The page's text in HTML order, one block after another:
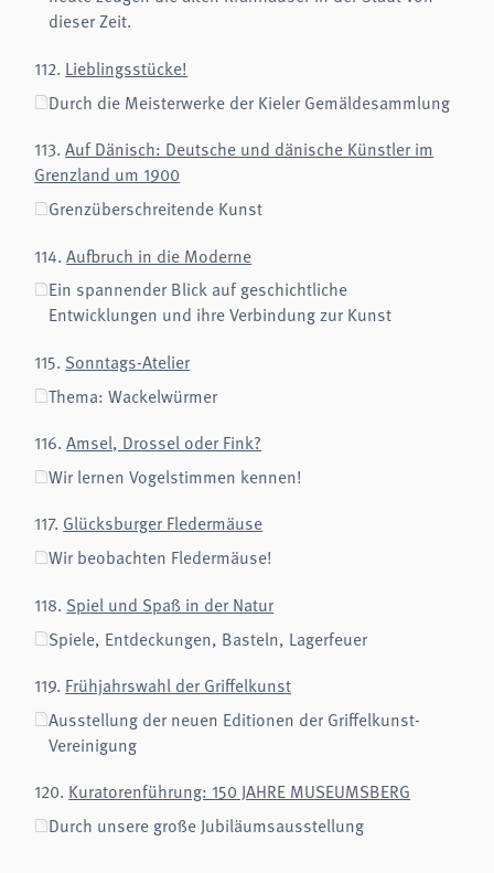
dieser Zeit.
112. Lieblingsstücke!
Durch die Meisterwerke der Kieler Gemäldesammlung
113. Auf Dänisch: Deutsche und dänische Künstler im
Grenzland um 1900
Grenzüberschreitende Kunst
114. Aufbruch in die Moderne
Ein spannender Blick auf geschichtliche
Entwicklungen und ihre Verbindung zur Kunst
115. Sonntags-Atelier
Thema: Wackelwürmer
116. Amsel, Drossel oder Fink?
Wir lernen Vogelstimmen kennen!
117. Glücksburger Fledermäuse
Wir beobachten Fledermäuse!
118. Spiel und Spaß in der Natur
Spiele, Entdeckungen, Basteln, Lagerfeuer
119. Frühjahrswahl der Griffelkunst
Ausstellung der neuen Editionen der Griffelkunst-
Vereinigung
120. Kuratorenführung: 150 JAHRE MUSEUMSBERG
Durch unsere große Jubiläumsausstellung
Anbieter:
Zweck:
Session
Zweck:
Dieser Cookie speichert die ausgewählten Einverständnis-Optionen des Benutzers
STATISTIKEN
verbessern. Es werden keine Cookies gespeichert.
analytics
Anbieter:
Matomo